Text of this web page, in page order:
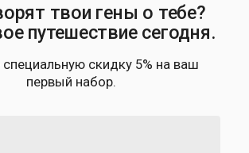
твои гены о тебе?
путешествие сегодня.
специальную скидку 5% на ваш
первый набор.